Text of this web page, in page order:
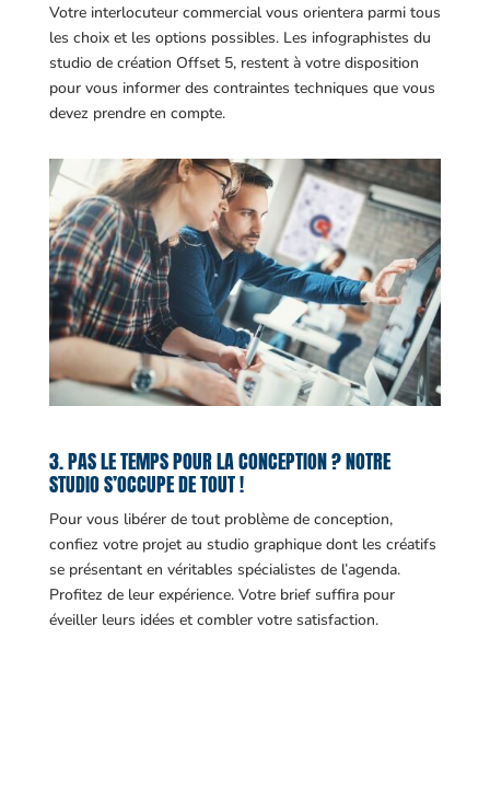
Votre interlocuteur commercial vous orientera parmi tous
les choix et les options possibles. Les infographistes du
studio de création Offset 5, restent à votre disposition
pour vous informer des contraintes techniques que vous
devez prendre en compte.
3. PAS LE TEMPS POUR LA CONCEPTION ? NOTRE
STUDIO S’OCCUPE DE TOUT !
Pour vous libérer de tout problème de conception,
confiez votre projet au studio graphique dont les créatifs
se présentant en véritables spécialistes de l’agenda.
Profitez de leur expérience. Votre brief suffira pour
éveiller leurs idées et combler votre satisfaction.